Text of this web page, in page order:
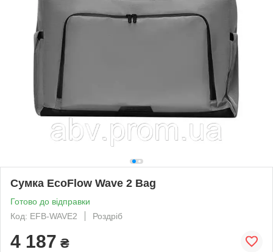
Сумка EcoFlow Wave 2 Bag
Готово до відправки
Код: EFB-WAVE2
Роздріб
4 187 ₴